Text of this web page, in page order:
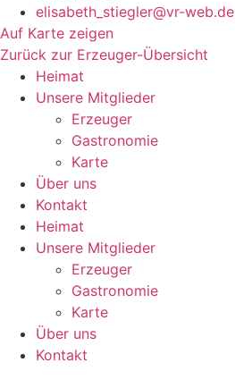
elisabeth_stiegler@vr-web.de
Auf Karte zeigen
Zurück zur Erzeuger-Übersicht
Heimat
Unsere Mitglieder
Erzeuger
Gastronomie
Karte
Über uns
Kontakt
Heimat
Unsere Mitglieder
Erzeuger
Gastronomie
Karte
Über uns
Kontakt